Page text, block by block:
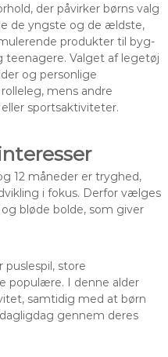
der påvirker børns valg
de yngste og de ældste,
produkter til byg-
teenagere. Valget af legetøj
og personlige
mens andre
sportsaktiviteter.
12 måneder er tryghed,
i fokus. Derfor vælges
bløde bolde, som giver
puslespil, store
populære. I denne alder
samtidig med at børn
gennem deres